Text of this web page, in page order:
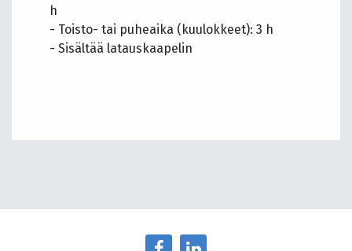
h
- Toisto- tai puheaika (kuulokkeet): 3 h
- Sisältää latauskaapelin